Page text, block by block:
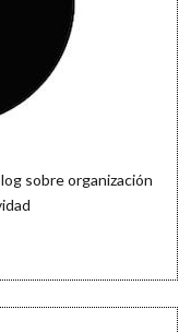
sobre organización